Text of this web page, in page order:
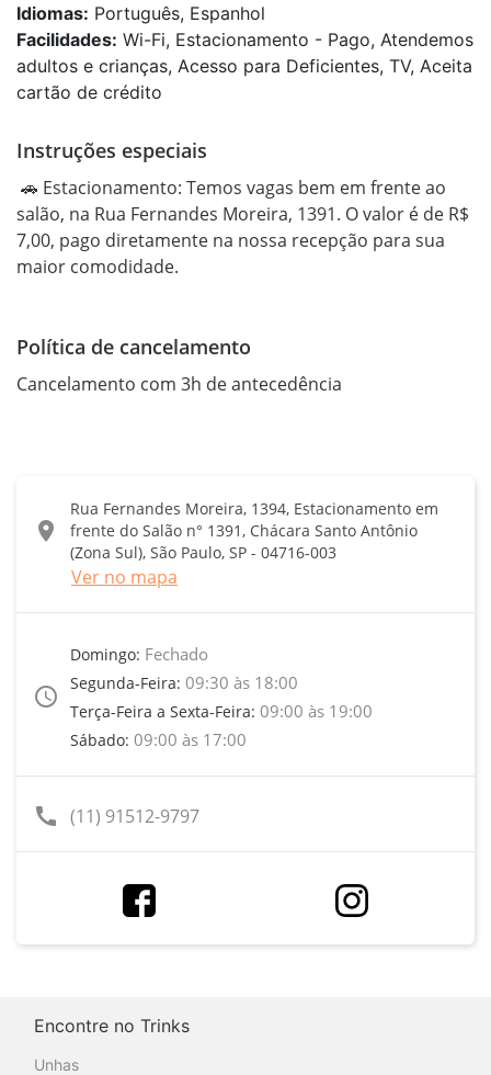
Idiomas: Português, Espanhol
Facilidades: Wi-Fi, Estacionamento - Pago, Atendemos
adultos e crianças, Acesso para Deficientes, TV, Aceita
cartão de crédito
Instruções especiais
salão, na Rua Fernandes Moreira, 1391. O valor é de R$
7,00, pago diretamente na nossa recepção para sua
maior comodidade.
Política de cancelamento
Cancelamento com 3h de antecedência
location_on
Rua Fernandes Moreira, 1394, Estacionamento em
frente do Salão n° 1391, Chácara Santo Antônio
(Zona Sul), São Paulo, SP - 04716-003
Ver no mapa
access_time
Domingo: Fechado
Segunda-Feira: 09:30 às 18:00
Terça-Feira a Sexta-Feira: 09:00 às 19:00
Sábado: 09:00 às 17:00
call (11) 91512-9797
Encontre no Trinks
Unhas